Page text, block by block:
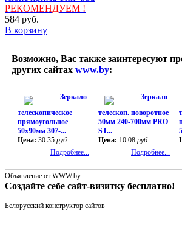
РЕКОМЕНДУЕМ !
584 руб.
В корзину
Возможно, Вас также заинтересуют
других сайтах www.by:
Зеркало
телескопическое
прямоугольное
50х90мм 307-...
Цена: 30.35 руб.
Подробнее...
Зеркало
телескоп. поворотное
50мм 240-700мм PRO
ST...
Цена: 10.08 руб.
Подробнее...
Объявление от WWW.by:
Создайте себе сайт-визитку бесплатно!
Белорусский конструктор сайтов